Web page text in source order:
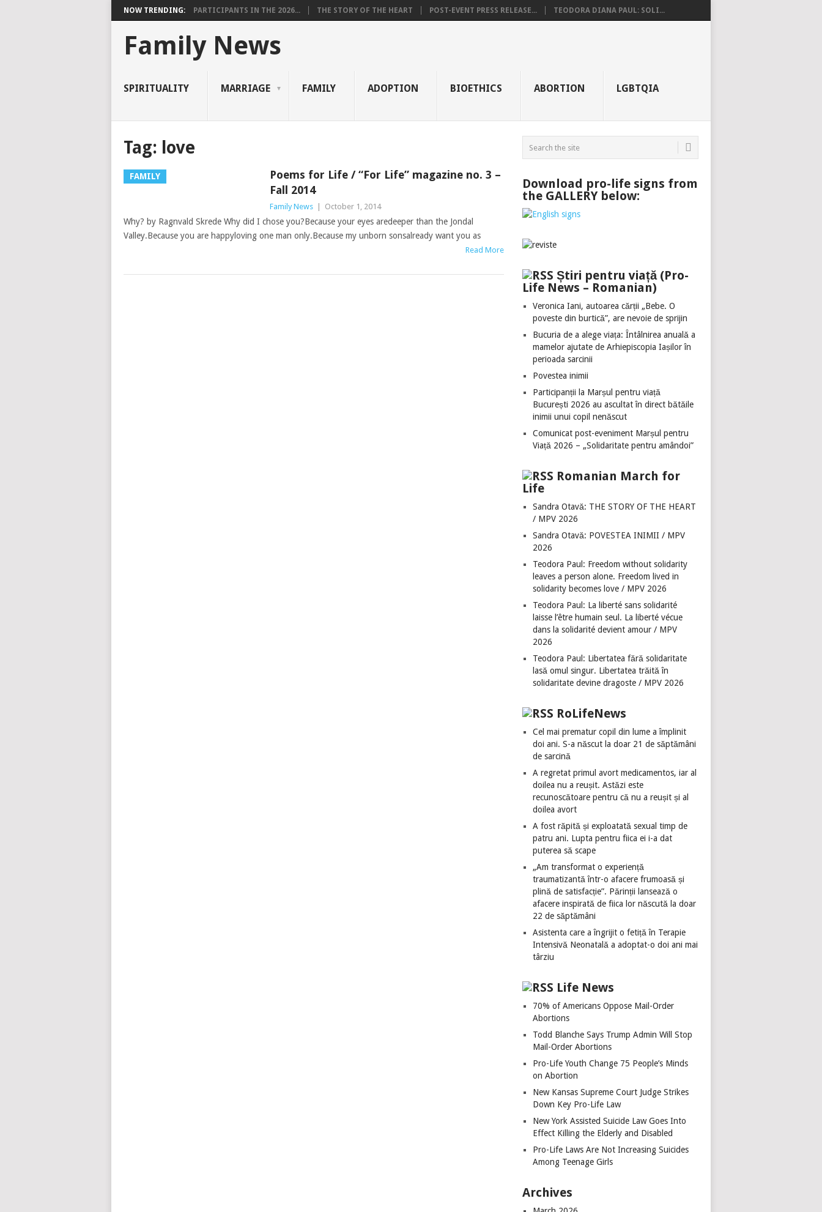
NOW TRENDING: PARTICIPANTS IN THE 2026... THE STORY OF THE HEART POST-EVENT PRESS RELEASE... TEODORA DIANA PAUL: SOLI...
Family News
SPIRITUALITY MARRIAGE FAMILY ADOPTION BIOETHICS ABORTION LGBTQIA
Tag: love
FAMILY
Poems for Life / “For Life” magazine no. 3 –
Fall 2014
Family News October 1, 2014
Why? by Ragnvald Skrede Why did I chose you?Because your eyes aredeeper than the Jondal
Valley.Because you are happyloving one man only.Because my unborn sonsalready want you as
Read More
Download pro-life signs from
the GALLERY below:
Știri pentru viață (Pro-
Life News – Romanian)
Veronica Iani, autoarea cărții „Bebe. O
poveste din burtică”, are nevoie de sprijin
Bucuria de a alege viața: Întâlnirea anuală a
mamelor ajutate de Arhiepiscopia Iașilor în
perioada sarcinii
Povestea inimii
Participanții la Marșul pentru viață
București 2026 au ascultat în direct bătăile
inimii unui copil nenăscut
Comunicat post-eveniment Marșul pentru
Viață 2026 – „Solidaritate pentru amândoi”
Romanian March for
Life
Sandra Otavă: THE STORY OF THE HEART
/ MPV 2026
Sandra Otavă: POVESTEA INIMII / MPV
2026
Teodora Paul: Freedom without solidarity
leaves a person alone. Freedom lived in
solidarity becomes love / MPV 2026
Teodora Paul: La liberté sans solidarité
laisse l’être humain seul. La liberté vécue
dans la solidarité devient amour / MPV
2026
Teodora Paul: Libertatea fără solidaritate
lasă omul singur. Libertatea trăită în
solidaritate devine dragoste / MPV 2026
RoLifeNews
Cel mai prematur copil din lume a împlinit
doi ani. S-a născut la doar 21 de săptămâni
de sarcină
A regretat primul avort medicamentos, iar al
doilea nu a reușit. Astăzi este
recunoscătoare pentru că nu a reușit și al
doilea avort
A fost răpită și exploatată sexual timp de
patru ani. Lupta pentru fiica ei i-a dat
puterea să scape
„Am transformat o experiență
traumatizantă într-o afacere frumoasă și
plină de satisfacție”. Părinții lansează o
afacere inspirată de fiica lor născută la doar
22 de săptămâni
Asistenta care a îngrijit o fetiță în Terapie
Intensivă Neonatală a adoptat-o doi ani mai
târziu
Life News
70% of Americans Oppose Mail-Order
Abortions
Todd Blanche Says Trump Admin Will Stop
Mail-Order Abortions
Pro-Life Youth Change 75 People’s Minds
on Abortion
New Kansas Supreme Court Judge Strikes
Down Key Pro-Life Law
New York Assisted Suicide Law Goes Into
Effect Killing the Elderly and Disabled
Pro-Life Laws Are Not Increasing Suicides
Among Teenage Girls
Archives